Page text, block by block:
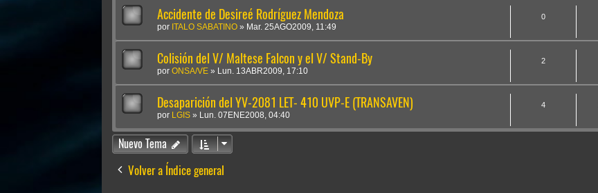
Accidente de Desireé Rodríguez Mendoza
por ITALO SABATINO » Mar. 25AGO2009, 11:49
0
Colisión del V/ Maltese Falcon y el V/ Stand-By
por ONSA/VE » Lun. 13ABR2009, 17:10
2
Desaparición del YV-2081 LET- 410 UVP-E (TRANSAVEN)
por LGIS » Lun. 07ENE2008, 04:40
4
Nuevo Tema
Volver a Índice general